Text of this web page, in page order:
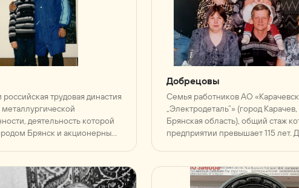
российская трудовая династия
деятельность которой
Брянск и акционерным
Добрецовы
Семья работников АО
„Электродеталь“» (город Карачев,
Брянская область), общий стаж
предприятии превышает 115 лет.
представителей и вкладом в
завода.